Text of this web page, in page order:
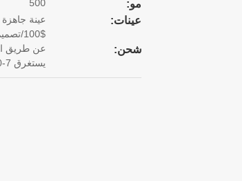
مو: 500
عينات:
عينة
$100/تصميم. يستغرق 15 يوما لإنهاء العينة.
شحن:
يستغرق 7-10 أيام).